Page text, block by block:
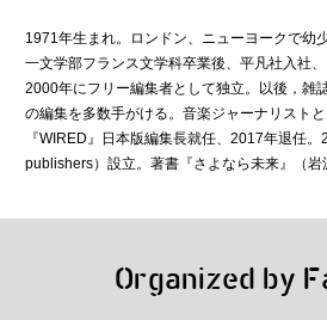
1971年生まれ。ロンドン、ニューヨークで幼
一文学部フランス文学科卒業後、平凡社入社、
2000年にフリー編集者として独立。以後，雑
の編集を多数手がける。音楽ジャーナリスト
『WIRED』日本版編集長就任、2017年退任
publishers）設立。著書『さよなら未来』（岩
Organized by